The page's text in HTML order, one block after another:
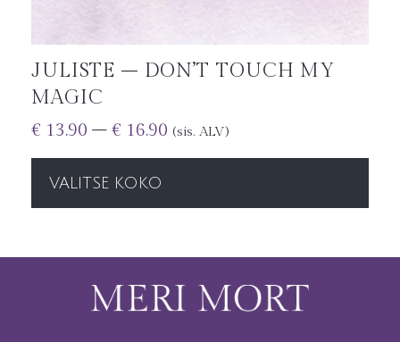
JULISTE – DON’T TOUCH MY
MAGIC
€ 13.90 – € 16.90 (sis. ALV)
VALITSE KOKO